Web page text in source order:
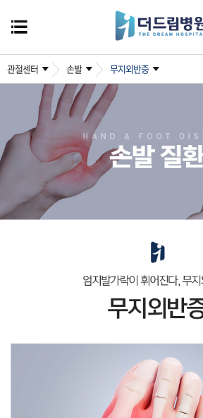
관절센터 손발 무지외반증